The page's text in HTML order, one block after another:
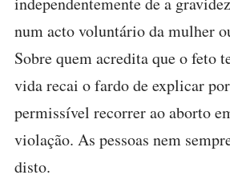
num acto voluntário da mulher
Sobre quem acredita que o feto
vida recai o fardo de explicar
permissível recorrer ao aborto
violação. As pessoas nem
disto.